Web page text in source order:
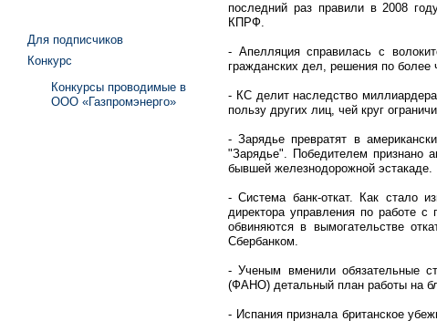
последний раз правили в 2008
КПРФ.
- Апелляция справилась с
гражданских дел, решения по
- КС делит наследство
пользу других лиц, чей круг
- Зарядье превратят в
"Зарядье". Победителем признано
бывшей железнодорожной эстакаде.
- Система банк-откат. Как стало
директора управления по работе
обвиняются в вымогательстве
Сбербанком.
- Ученым вменили обязательные
(ФАНО) детальный план работы на
- Испания признала британское
Для подписчиков
Конкурс
Конкурсы проводимые в
ООО «Газпромэнерго»